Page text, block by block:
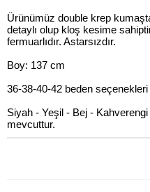
Ürünümüz double krep
detaylı olup kloş kesime
fermuarlıdır. Astarsızdır.
Boy: 137 cm
36-38-40-42 beden
Siyah - Yeşil - Bej -
mevcuttur.